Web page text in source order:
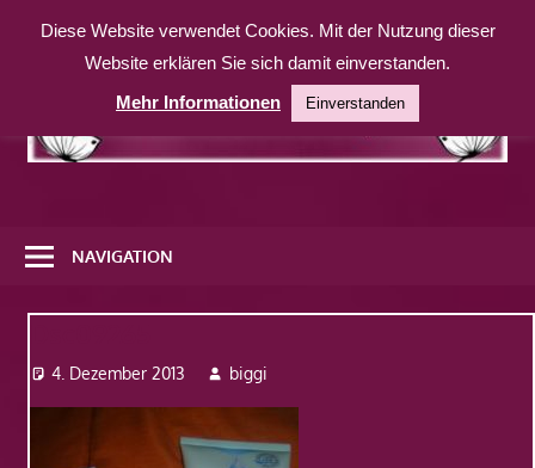
Inhalt
weitere
Website
NAVIGATION
4. Dezember 2013 biggi
Diese Website verwendet Cookies. Mit der Nutzung dieser
Website erklären Sie sich damit einverstanden.
Mehr Informationen
Einverstanden